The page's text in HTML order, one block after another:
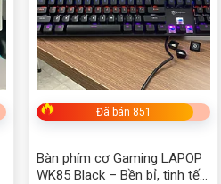
Đã bán 851
Bàn phím cơ Gaming LAPOP
WK85 Black – Bền bỉ, tinh tế